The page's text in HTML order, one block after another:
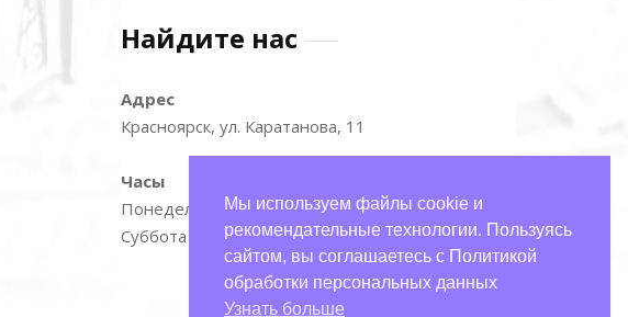
Найдите нас
Адрес
Красноярск, ул. Каратанова, 11
Часы
Понедельник—пятница: 9:00–17:00
Суббота и воскресенье: 11:00–15:00
Мы используем файлы cookie и
рекомендательные технологии. Пользуясь
сайтом, вы соглашаетесь с Политикой
обработки персональных данных
Узнать больше